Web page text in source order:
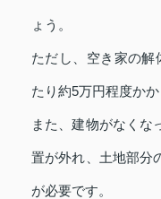
ょう。
ただし、空き家の解
たり約5万円程度かか
また、建物がなくな
置が外れ、土地部分
が必要です。